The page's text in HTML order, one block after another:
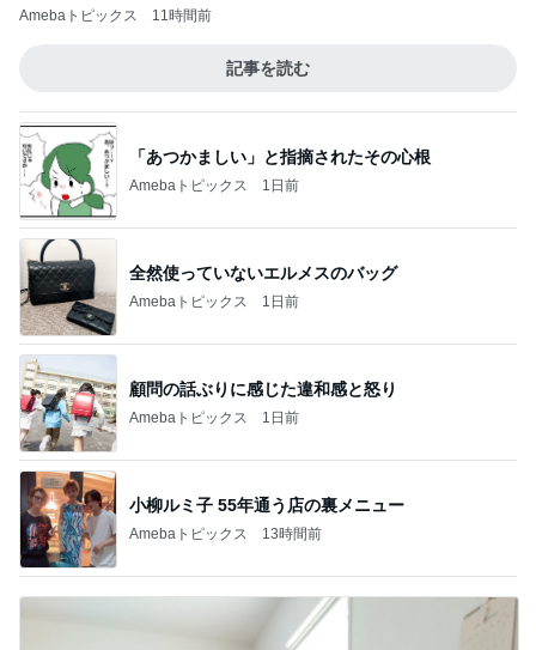
Amebaトピックス 11時間前
記事を読む
「あつかましい」と指摘されたその心根
Amebaトピックス 1日前
全然使っていないエルメスのバッグ
Amebaトピックス 1日前
顧問の話ぶりに感じた違和感と怒り
Amebaトピックス 1日前
小柳ルミ子 55年通う店の裏メニュー
Amebaトピックス 13時間前